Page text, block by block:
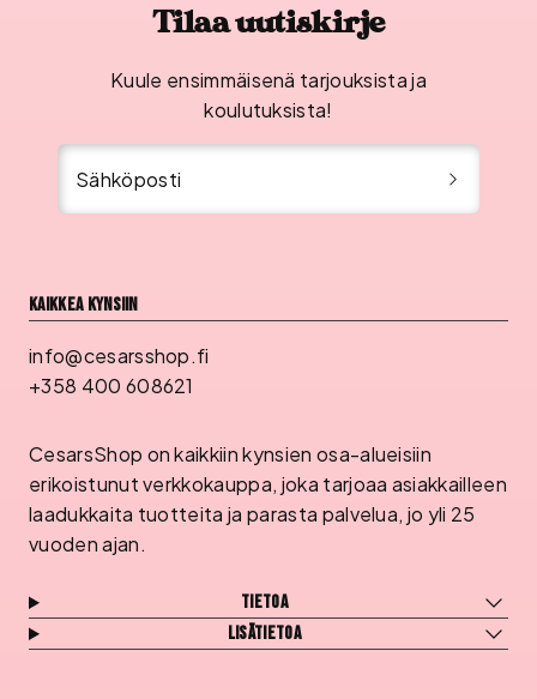
Tilaa uutiskirje
Kuule ensimmäisenä tarjouksista ja
koulutuksista!
Sähköposti
Kaikkea kynsiin
info@cesarsshop.fi
+358 400 608621
CesarsShop on kaikkiin kynsien osa-alueisiin
erikoistunut verkkokauppa, joka tarjoaa asiakkailleen
laadukkaita tuotteita ja parasta palvelua, jo yli 25
vuoden ajan.
Tietoa
Lisätietoa